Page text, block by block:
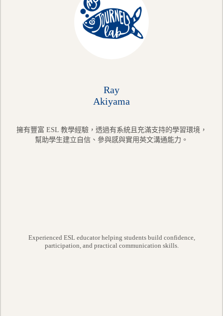
Ray
Akiyama
擁有豐富 ESL 教學經驗，透過有系統且充滿支持的學習環境，
幫助學生建立自信、參與感與實用英文溝通能力。
Experienced ESL educator helping students build confidence,
participation, and practical communication skills.